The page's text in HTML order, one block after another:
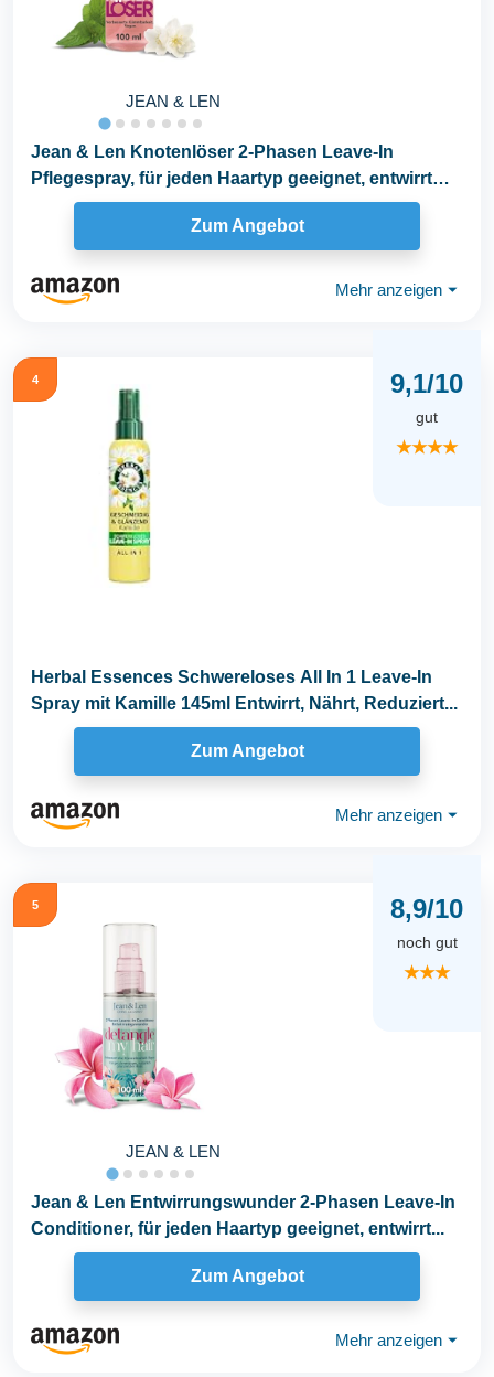
JEAN & LEN
Jean & Len Knotenlöser 2-Phasen Leave-In
Pflegespray, für jeden Haartyp geeignet, entwirrt
das...
Zum Angebot
Mehr anzeigen ⏷
4 9,1/10
gut
★★★★
Herbal Essences Schwereloses All In 1 Leave-In
Spray mit Kamille 145ml Entwirrt, Nährt, Reduziert...
Zum Angebot
Mehr anzeigen ⏷
5
JEAN & LEN
8,9/10
noch gut
★★★
Jean & Len Entwirrungswunder 2-Phasen Leave-In
Conditioner, für jeden Haartyp geeignet, entwirrt...
Zum Angebot
Mehr anzeigen ⏷